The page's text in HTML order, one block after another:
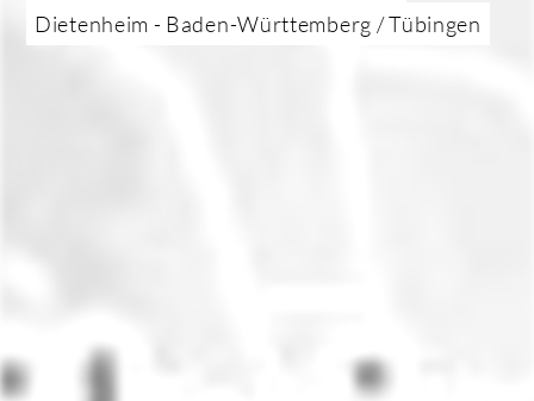
Dietenheim - Baden-Württemberg / Tübingen